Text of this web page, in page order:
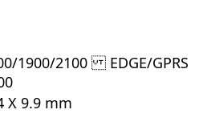
1900/2100 EDGE/GPRS
X 9.9 mm